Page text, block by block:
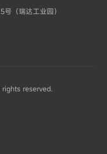
（瑞达工业园）
reserved.